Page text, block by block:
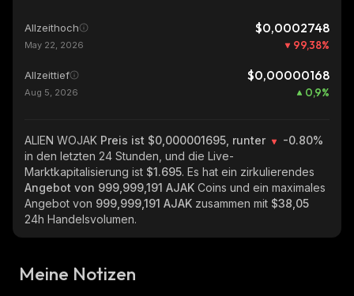
Allzeithoch $0,0002748
May 22, 2026 99,38%
Allzeittief $0,00000168
Aug 5, 2026 0,9%
ALIEN WOJAK Preis ist $0,000001695, runter
-0.80%
in den letzten 24 Stunden, und die Live-
Marktkapitalisierung ist $1.695. Es hat ein zirkulierendes
Angebot von 999,999,191 AJAK Coins und ein maximales
Angebot von 999,999,191 AJAK zusammen mit $38,05
24h Handelsvolumen.
Meine Notizen